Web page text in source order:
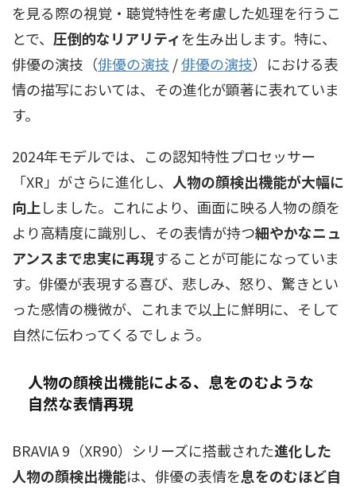
を見る際の視覚・聴覚特性を考慮した処理を行うこ
とで、 圧倒的なリアリティを生み出します。特に、
俳優の演技（俳優の演技 /俳優の演技） における表
情の描写においては、その進化が顕著に表れていま
す。
2024年モデルでは、この認知特性プロセッサー
「XR」がさらに進化し、 人物の顔検出機能が大幅に
向上しました。これにより、画面に映る人物の顔を
より高精度に識別し、その表情が持つ細やかなニュ
アンスまで忠実に再現することが可能になっていま
す。俳優が表現する喜び、悲しみ、怒り、驚きとい
った感情の機微が、これまで以上に鮮明に、そして
自然に伝わってくるでしょう。
人物の顔検出機能による、息をのむような
自然な表情再現
BRAVIA 9（XR90）シリーズに搭載された進化した
人物の顔検出機能は、俳優の表情を息をのむほど自